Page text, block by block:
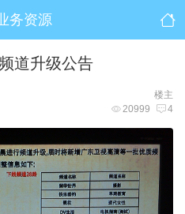
务资源
道升级公告
楼主
20999 4